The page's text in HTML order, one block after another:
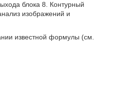
блока 8. Контурный
изображений и
известной формулы (см.